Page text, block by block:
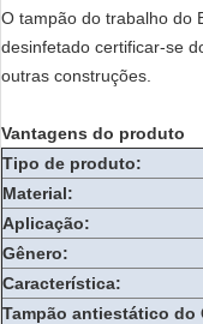
O tampão do trabalho do
desinfetado certificar-se
outras construções.
Vantagens do produto
Tipo de produto:
Material:
Aplicação:
Gênero:
Característica:
Tampão antiestático do